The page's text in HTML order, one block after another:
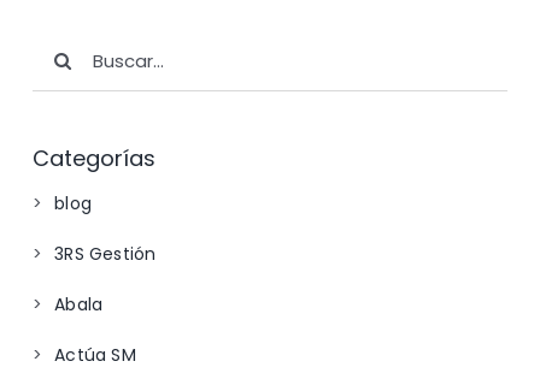
Categorías
blog
3RS Gestión
Abala
Actúa SM